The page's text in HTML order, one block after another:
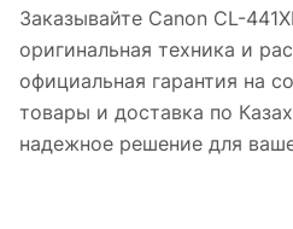
Заказывайте Canon CL-
оригинальная техника и
официальная гарантия на
товары и доставка по
надежное решение для